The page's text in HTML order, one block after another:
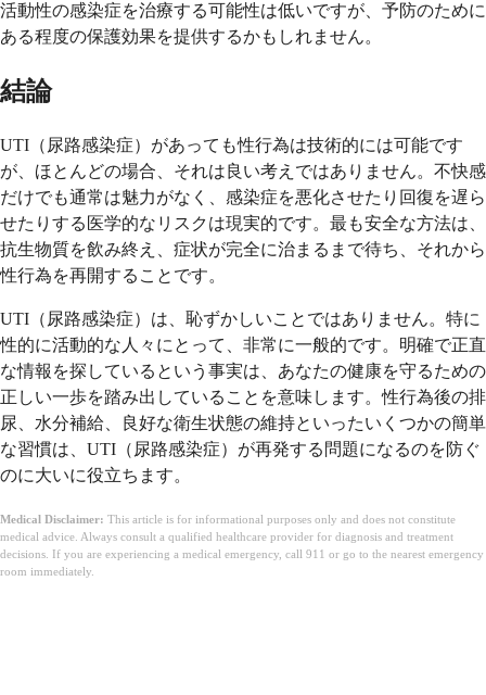
活動性の感染症を治療する可能性は低いですが、予防のために
ある程度の保護効果を提供するかもしれません。
結論
UTI（尿路感染症）があっても性行為は技術的には可能です
が、ほとんどの場合、それは良い考えではありません。不快感
だけでも通常は魅力がなく、感染症を悪化させたり回復を遅ら
せたりする医学的なリスクは現実的です。最も安全な方法は、
抗生物質を飲み終え、症状が完全に治まるまで待ち、それから
性行為を再開することです。
UTI（尿路感染症）は、恥ずかしいことではありません。特に
性的に活動的な人々にとって、非常に一般的です。明確で正直
な情報を探しているという事実は、あなたの健康を守るための
正しい一歩を踏み出していることを意味します。性行為後の排
尿、水分補給、良好な衛生状態の維持といったいくつかの簡単
な習慣は、UTI（尿路感染症）が再発する問題になるのを防ぐ
のに大いに役立ちます。
Medical Disclaimer: This article is for informational purposes only and does not constitute
medical advice. Always consult a qualified healthcare provider for diagnosis and treatment
decisions. If you are experiencing a medical emergency, call 911 or go to the nearest emergency
room immediately.